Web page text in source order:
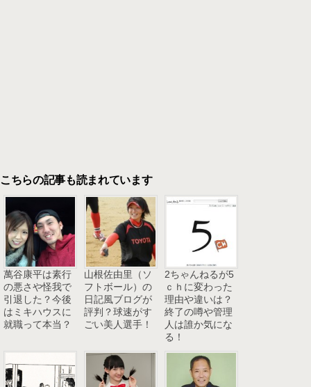
こちらの記事も読まれています
萬谷康平は素行
の悪さや怪我で
引退した？今後
はミキハウスに
就職って本当？
山根佐由里（ソ
フトボール）の
日記風ブログが
評判？球速がす
ごい美人選手！
2ちゃんねるが5
ｃｈに変わった
理由や違いは？
終了の噂や管理
人は誰か気にな
る！